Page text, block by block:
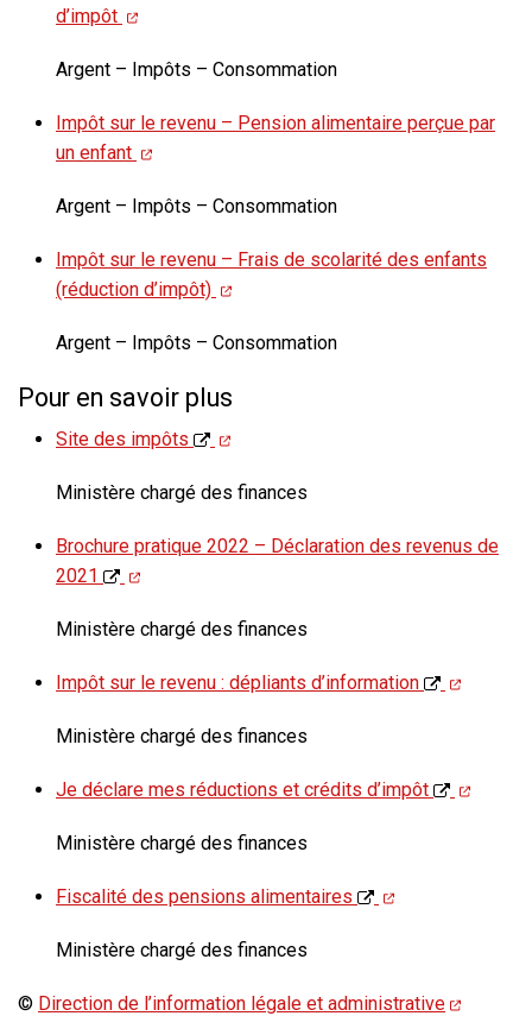
d’impôt
Argent – Impôts – Consommation
Impôt sur le revenu – Pension alimentaire perçue par
un enfant
Argent – Impôts – Consommation
Impôt sur le revenu – Frais de scolarité des enfants
(réduction d’impôt)
Argent – Impôts – Consommation
Pour en savoir plus
Site des impôts
Ministère chargé des finances
Brochure pratique 2022 – Déclaration des revenus de
2021
Ministère chargé des finances
Impôt sur le revenu : dépliants d’information
Ministère chargé des finances
Je déclare mes réductions et crédits d’impôt
Ministère chargé des finances
Fiscalité des pensions alimentaires
Ministère chargé des finances
© Direction de l’information légale et administrative